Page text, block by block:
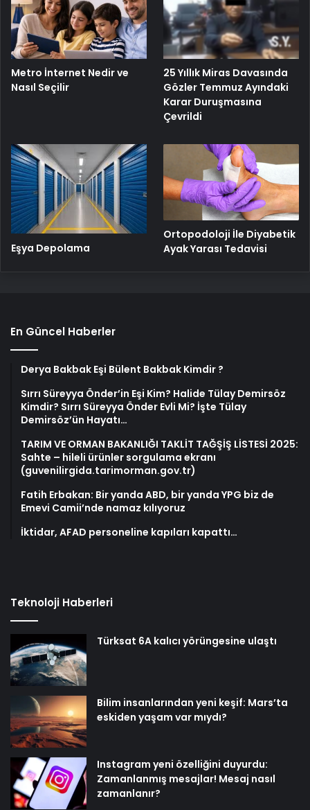
Metro İnternet Nedir ve
Nasıl Seçilir
25 Yıllık Miras Davasında
Gözler Temmuz Ayındaki
Karar Duruşmasına
Çevrildi
Eşya Depolama
Ortopodoloji İle Diyabetik
Ayak Yarası Tedavisi
En Güncel Haberler
Derya Bakbak Eşi Bülent Bakbak Kimdir ?
Sırrı Süreyya Önder’in Eşi Kim? Halide Tülay Demirsöz
Kimdir? Sırrı Süreyya Önder Evli Mi? İşte Tülay
Demirsöz’ün Hayatı…
TARIM VE ORMAN BAKANLIĞI TAKLİT TAĞŞİŞ LİSTESİ 2025:
Sahte – hileli ürünler sorgulama ekranı
(guvenilirgida.tarimorman.gov.tr)
Fatih Erbakan: Bir yanda ABD, bir yanda YPG biz de
Emevi Camii’nde namaz kılıyoruz
İktidar, AFAD personeline kapıları kapattı…
Teknoloji Haberleri
Türksat 6A kalıcı yörüngesine ulaştı
Bilim insanlarından yeni keşif: Mars’ta
eskiden yaşam var mıydı?
Instagram yeni özelliğini duyurdu:
Zamanlanmış mesajlar! Mesaj nasıl
zamanlanır?